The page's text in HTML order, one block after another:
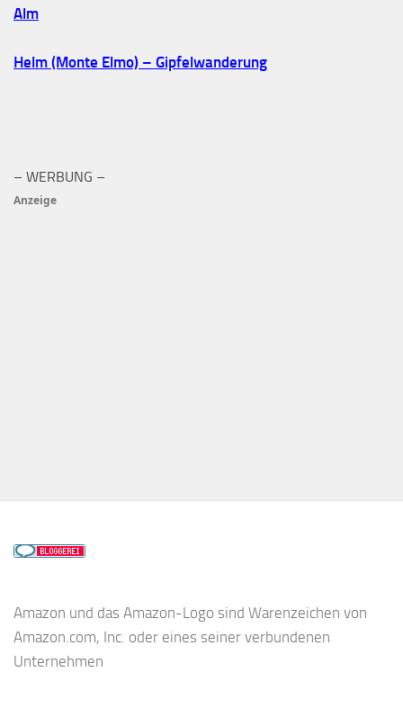
Alm
Helm (Monte Elmo) – Gipfelwanderung
– WERBUNG –
Anzeige
Amazon und das Amazon-Logo sind Warenzeichen von
Amazon.com, Inc. oder eines seiner verbundenen
Unternehmen